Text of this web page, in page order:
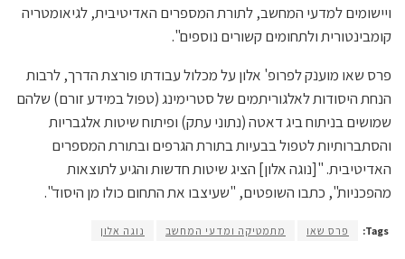
ויישומים למדעי המחשב, לתורת המספרים האדיטיבית, לגיאומטריה
קומבינטורית ולתחומים קשורים נוספים".
פרס שאו מוענק לפרופ' אלון על מכלול עבודתו פורצת הדרך, לרבות
הנחת היסודות לאלגוריתמים של סטרימינג (טפול במידע זורם) שלהם
שמושים בניתוח ביג דאטה (נתוני עתק) ופיתוח שיטות אלגבריות
והסתברותיות לטפול בבעיות בתורת הגרפים ובתורת המספרים
האדיטיבית. "[נוגה אלון] הציג שיטות חדשות והגיע לתוצאות
מהפכניות", כתבו השופטים, "שעיצבו את התחום כולו מן היסוד".
Tags: פרס שאו מתמטיקה ומדעי המחשב נוגה אלון